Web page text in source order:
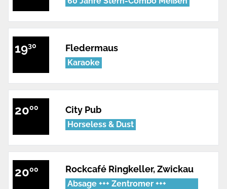
1930 Fledermaus
Karaoke
2000 City Pub
Horseless & Dust
2000 Rockcafé Ringkeller, Zwickau
Absage +++ Zentromer +++